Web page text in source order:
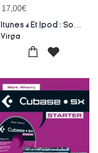
17,00€
Virga